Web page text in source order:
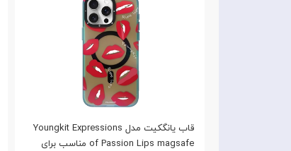
قاب یانگکیت مدل Youngkit Expressions
of Passion Lips magsafe مناسب برای